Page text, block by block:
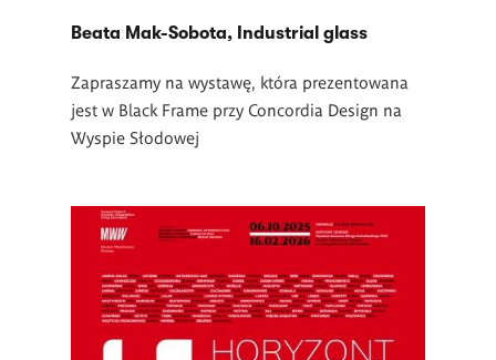
Beata Mak-Sobota, Industrial glass
Zapraszamy na wystawę, która prezentowana
jest w Black Frame przy Concordia Design na
Wyspie Słodowej